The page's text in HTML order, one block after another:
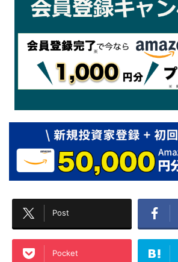
Post
Pocket